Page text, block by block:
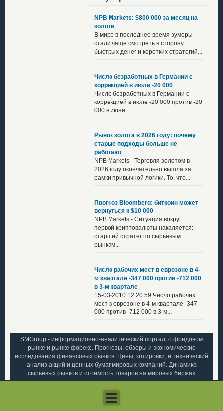
NPB Markets: $800 000 за месяц на
золоте
В мире в последнее время зумеры
стали чаще смотреть в сторону
быстрых денег и коротких стратегий...
Число безработных в Германии с
коррекцией в июле -20 000
Число безработных в Германии с
коррекцией в июле -20 000 против -20
000 в июне...
Рынок золота в 2026 году: почему
старые подходы больше не
работают
NPB Markets - Торговля золотом в
2026 году окончательно вышла за
рамки привычной логики. То, что...
Прогноз Bloomberg: биткоин может
вернуться к $10 000
NPB Markets - Ситуация вокруг
первой криптовалюты накаляется:
старший стратег по сырьевым
рынкам...
Число рабочих мест в еврозоне в 4-
м квартале -347 000 против -712 000
в 3-м квартале
15-03-2010 12:20:59 Число рабочих
мест в еврозоне в 4-м квартале -347
000 против -712 000 в 3-м...
SMGroup - информационно-аналитический портал, о фондовом
рынке и рынке форекс. Прогнозы, обзоры и экономические
исследования финансовых рынков. Цены, котировки, и технический
анализ акций и ценных бумаг мировых компаний. Динамика
сырьевых рынков и стоимость товаров на мировых биржах